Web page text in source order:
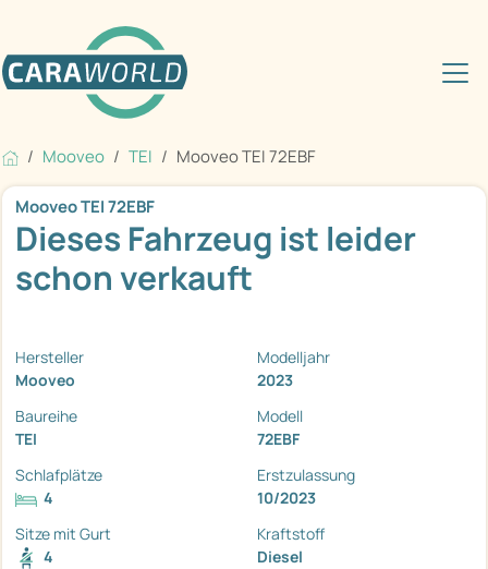
Mooveo TEI Mooveo TEI 72EBF
Mooveo TEI 72EBF
Dieses Fahrzeug ist leider
schon verkauft
Hersteller
Mooveo
Modelljahr
2023
Baureihe
TEI
Modell
72EBF
Schlafplätze
4
Erstzulassung
10/2023
Sitze mit Gurt
4
Kraftstoff
Diesel